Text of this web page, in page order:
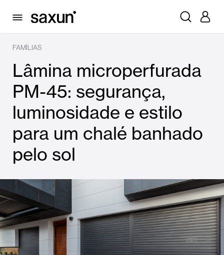
FAMÍLIAS
Lâmina microperfurada
PM-45: segurança,
luminosidade e estilo
para um chalé banhado
pelo sol